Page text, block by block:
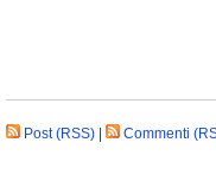
Post (RSS) Commenti